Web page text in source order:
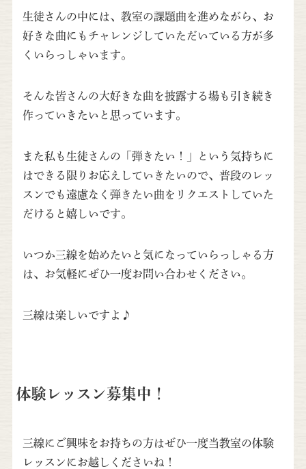
生徒さんの中には、教室の課題曲を進めながら、お
好きな曲にもチャレンジしていただいている方が多
くいらっしゃいます。
そんな皆さんの大好きな曲を披露する場も引き続き
作っていきたいと思っています。
また私も生徒さんの「弾きたい！」という気持ちに
はできる限りお応えしていきたいので、普段のレッ
スンでも遠慮なく弾きたい曲をリクエストしていた
だけると嬉しいです。
いつか三線を始めたいと気になっていらっしゃる方
は、お気軽にぜひ一度お問い合わせください。
三線は楽しいですよ♪
体験レッスン募集中！
三線にご興味をお持ちの方はぜひ一度当教室の体験
レッスンにお越しくださいね！